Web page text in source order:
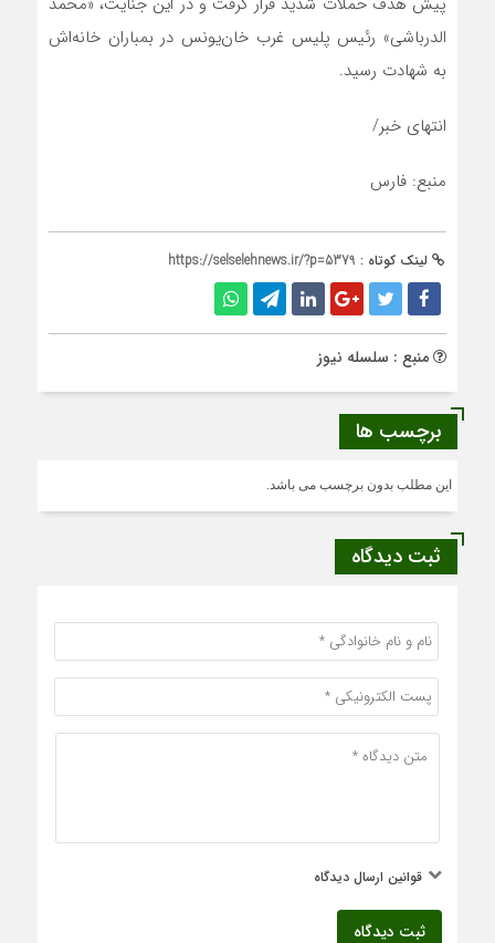
الدرباشی» رئیس پلیس غرب خان‌یونس در بمباران خانه‌اش
به شهادت رسید.
انتهای خبر/
منبع: فارس
لینک کوتاه : https://selselehnews.ir/?p=5379
منبع : سلسله نیوز
برچسب ها
این مطلب بدون برچسب می باشد.
ثبت دیدگاه
قوانین ارسال دیدگاه
ثبت دیدگاه